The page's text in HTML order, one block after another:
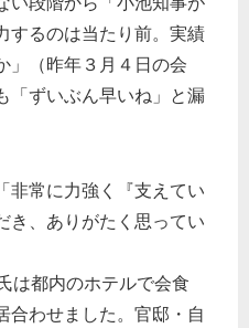
するのは当たり前。実績
」（昨年３月４日の会
「ずいぶん早いね」と漏
非常に力強く『支えてい
き、ありがたく思ってい
は都内のホテルで会食
合わせました。官邸・自